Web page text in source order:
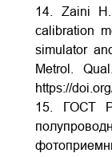
14. Zaini
calibration
simulator
Metrol.
https://
15. ГОСТ Р